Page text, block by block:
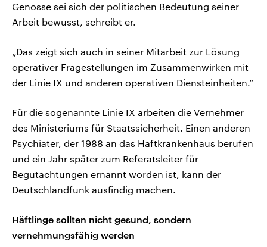
Genosse sei sich der politischen Bedeutung seiner
Arbeit bewusst, schreibt er.
„Das zeigt sich auch in seiner Mitarbeit zur Lösung
operativer Fragestellungen im Zusammenwirken mit
der Linie IX und anderen operativen Diensteinheiten.“
Für die sogenannte Linie IX arbeiten die Vernehmer
des Ministeriums für Staatssicherheit. Einen anderen
Psychiater, der 1988 an das Haftkrankenhaus berufen
und ein Jahr später zum Referatsleiter für
Begutachtungen ernannt worden ist, kann der
Deutschlandfunk ausfindig machen.
Häftlinge sollten nicht gesund, sondern
vernehmungsfähig werden